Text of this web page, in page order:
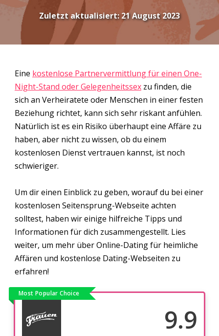
Zuletzt aktualisiert:21 August 2023
Eine kostenlose Partnervermittlung für einen One-
Night-Stand oder Gelegenheitssex zu finden, die
sich an Verheiratete oder Menschen in einer festen
Beziehung richtet, kann sich sehr riskant anfühlen.
Natürlich ist es ein Risiko überhaupt eine Affäre zu
haben, aber nicht zu wissen, ob du einem
kostenlosen Dienst vertrauen kannst, ist noch
schwieriger.
Um dir einen Einblick zu geben, worauf du bei einer
kostenlosen Seitensprung-Webseite achten
solltest, haben wir einige hilfreiche Tipps und
Informationen für dich zusammengestellt. Lies
weiter, um mehr über Online-Dating für heimliche
Affären und kostenlose Dating-Webseiten zu
erfahren!
Most Popular Choice
9.9